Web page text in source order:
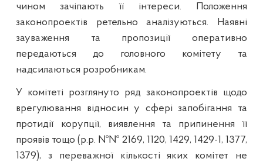
чином зачіпають її інтереси. Положення
законопроектів ретельно аналізуються. Наявні
зауваження та пропозиції оперативно
передаються до головного комітету та
надсилаються розробникам.
У комітеті розглянуто ряд законопроектів щодо
врегулювання відносин у сфері запобігання та
протидії корупції, виявлення та припинення її
проявів тощо (р.р. №№ 2169, 1120, 1429, 1429-1, 1377,
1379), з переважної кількості яких комітет не